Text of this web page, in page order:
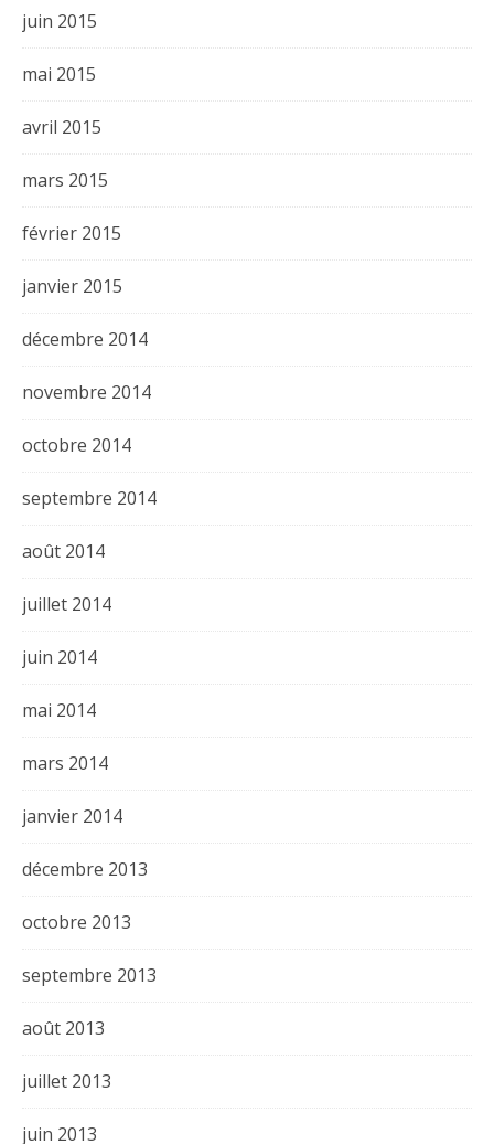
juin 2015
mai 2015
avril 2015
mars 2015
février 2015
janvier 2015
décembre 2014
novembre 2014
octobre 2014
septembre 2014
août 2014
juillet 2014
juin 2014
mai 2014
mars 2014
janvier 2014
décembre 2013
octobre 2013
septembre 2013
août 2013
juillet 2013
juin 2013